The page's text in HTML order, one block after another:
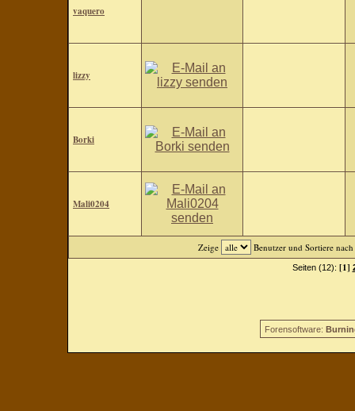
vaquero
lizzy
Borki
Mali0204
Zeige Benutzer und Sortiere nach
Seiten (12): [1]
Forensoftware: